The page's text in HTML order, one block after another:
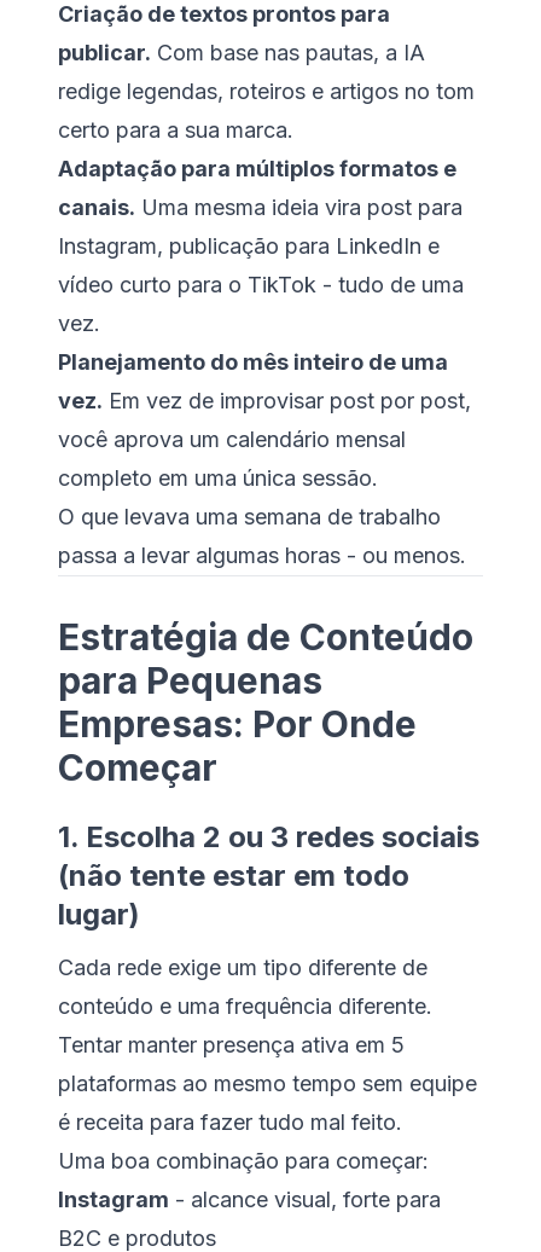
Criação de textos prontos para
publicar. Com base nas pautas, a IA
redige legendas, roteiros e artigos no tom
certo para a sua marca.
Adaptação para múltiplos formatos e
canais. Uma mesma ideia vira post para
Instagram, publicação para LinkedIn e
vídeo curto para o TikTok - tudo de uma
vez.
Planejamento do mês inteiro de uma
vez. Em vez de improvisar post por post,
você aprova um calendário mensal
completo em uma única sessão.
O que levava uma semana de trabalho
passa a levar algumas horas - ou menos.
Estratégia de Conteúdo
para Pequenas
Empresas: Por Onde
Começar
1. Escolha 2 ou 3 redes sociais
(não tente estar em todo
lugar)
Cada rede exige um tipo diferente de
conteúdo e uma frequência diferente.
Tentar manter presença ativa em 5
plataformas ao mesmo tempo sem equipe
é receita para fazer tudo mal feito.
Uma boa combinação para começar:
Instagram - alcance visual, forte para
B2C e produtos